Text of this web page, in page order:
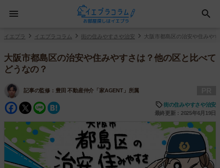
イエプラ イエプラコラム 街の住みやすさや治安 大阪市都島区の治安や住みや
大阪市都島区の治安や住みやすさは？他の区と比べて
どうなの？
記事の監修： 豊田 不動産仲介「家AGENT」所属
Facebook
Twitter
Line
街の住みやすさや治安
最終更新：2025年6月19日